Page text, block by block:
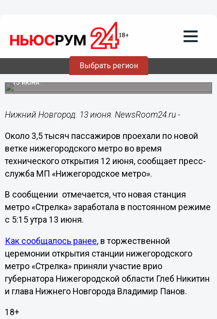
Выбрать регион
Около 3,5 тысяч пассажиров проехали
12 июня по новой ветке
нижегородского метро
В постоянном режиме станция «Стрелка» заработала с
13 июня.
Нижний Новгород. 13 июня. NewsRoom24.ru -
Около 3,5 тысяч пассажиров проехали по новой
ветке нижегородского метро во время
технического открытия 12 июня, сообщает пресс-
служба МП «Нижегородское метро».
В сообщении отмечается, что новая станция
метро «Стрелка» заработала в постоянном режиме
с 5:15 утра 13 июня.
Как сообщалось ранее, в торжественной
церемонии открытия станции нижегородского
метро «Стрелка» приняли участие врио
губернатора Нижегородской области Глеб Никитин
и глава Нижнего Новгорода Владимир Панов.
18+